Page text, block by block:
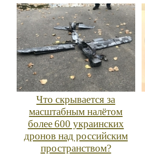
Что скрывается за
масштабным налётом
более 600 украинских
дронов над российским
пространством?